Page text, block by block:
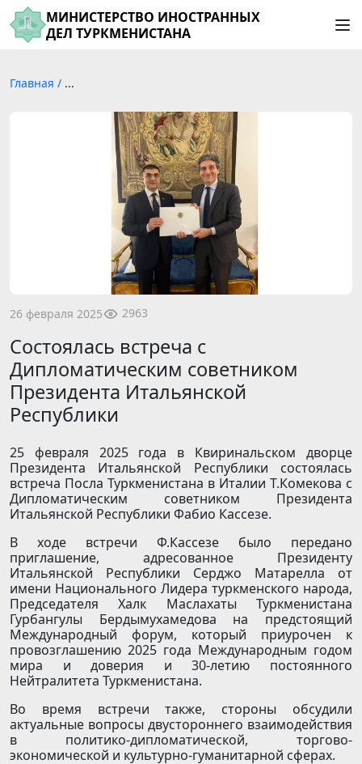
МИНИСТЕРСТВО ИНОСТРАННЫХ
ДЕЛ ТУРКМЕНИСТАНА
Главная / ...
26 февраля 2025 2963
Состоялась встреча с
Дипломатическим советником
Президента Итальянской
Республики
25 февраля 2025 года в Квиринальском дворце
Президента Итальянской Республики состоялась
встреча Посла Туркменистана в Италии Т.Комекова с
Дипломатическим советником Президента
Итальянской Республики Фабио Кассезе.
В ходе встречи Ф.Кассезе было передано
приглашение, адресованное Президенту
Итальянской Республики Серджо Матарелла от
имени Национального Лидера туркменского народа,
Председателя Халк Маслахаты Туркменистана
Гурбангулы Бердымухамедова на предстоящий
Международный форум, который приурочен к
провозглашению 2025 года Международным годом
мира и доверия и 30-летию постоянного
Нейтралитета Туркменистана.
Во время встречи также, стороны обсудили
актуальные вопросы двустороннего взаимодействия
в политико-дипломатической, торгово-
экономической и культурно-гуманитарной сферах.